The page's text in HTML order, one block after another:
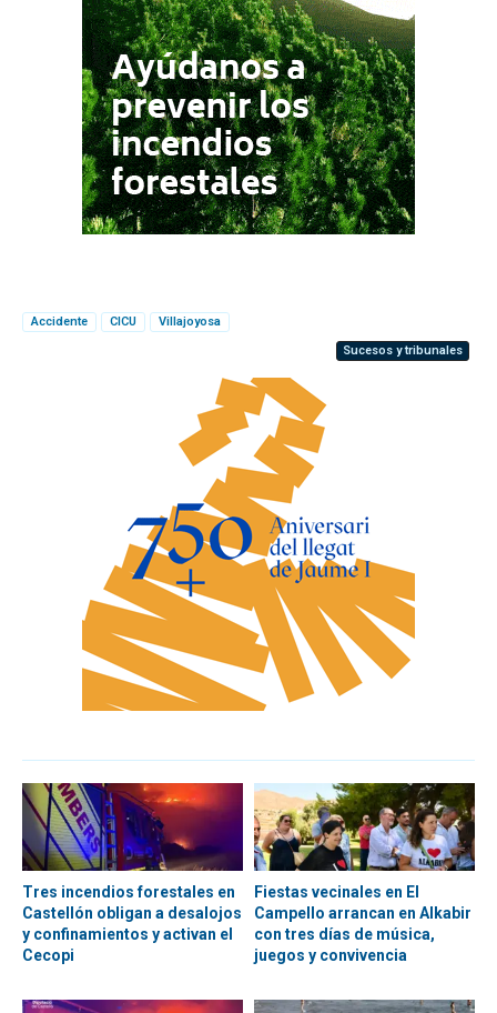
Accidente CICU
Villajoyosa
Sucesos y tribunales
Tres incendios forestales en
Castellón obligan a desalojos
y confinamientos y activan el
Cecopi
Fiestas vecinales en El
Campello arrancan en Alkabir
con tres días de música,
juegos y convivencia